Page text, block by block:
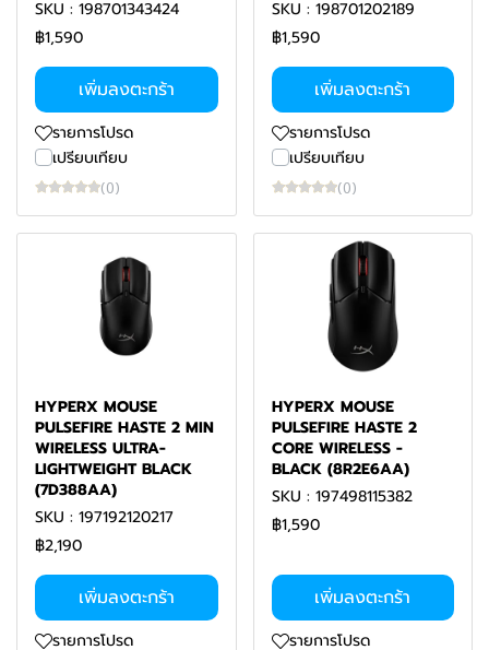
SKU : 198701343424
฿1,590
เพิ่มลงตะกร้า
รายการโปรด
เปรียบเทียบ
(0)
SKU : 198701202189
฿1,590
เพิ่มลงตะกร้า
รายการโปรด
เปรียบเทียบ
(0)
HYPERX MOUSE
PULSEFIRE HASTE 2 MIN
WIRELESS ULTRA-
LIGHTWEIGHT BLACK
(7D388AA)
SKU : 197192120217
฿2,190
เพิ่มลงตะกร้า
รายการโปรด
HYPERX MOUSE
PULSEFIRE HASTE 2
CORE WIRELESS -
BLACK (8R2E6AA)
SKU : 197498115382
฿1,590
เพิ่มลงตะกร้า
รายการโปรด